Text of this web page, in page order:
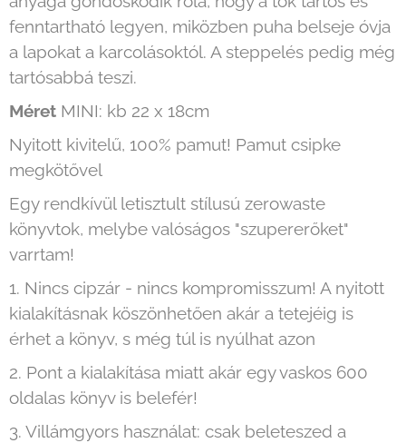
fenntartható legyen, miközben puha belseje óvja
a lapokat a karcolásoktól. A steppelés pedig még
tartósabbá teszi.
Méret MINI: kb 22 x 18cm
Nyitott kivitelű, 100% pamut! Pamut csipke
megkötővel
Egy rendkívül letisztult stílusú zerowaste
könyvtok, melybe valóságos "szupererőket"
varrtam!
1. Nincs cipzár - nincs kompromisszum! A nyitott
kialakításnak köszönhetően akár a tetejéig is
érhet a könyv, s még túl is nyúlhat azon
2. Pont a kialakítása miatt akár egy vaskos 600
oldalas könyv is belefér!
3. Villámgyors használat: csak beleteszed a